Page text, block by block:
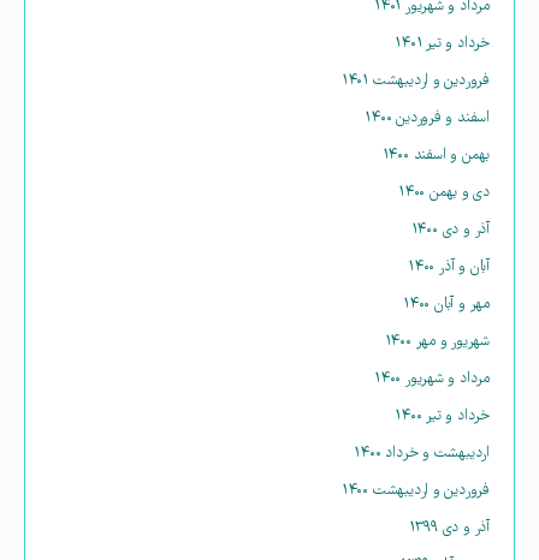
مرداد و شهریور ۱۴۰۱
خرداد و تیر ۱۴۰۱
فروردین و اردیبهشت ۱۴۰۱
اسفند و فروردین ۱۴۰۰
بهمن و اسفند ۱۴۰۰
دی و بهمن ۱۴۰۰
آذر و دی ۱۴۰۰
آبان و آذر ۱۴۰۰
مهر و آبان ۱۴۰۰
شهریور و مهر ۱۴۰۰
مرداد و شهریور ۱۴۰۰
خرداد و تیر ۱۴۰۰
اردیبهشت و خرداد ۱۴۰۰
فروردین و اردیبهشت ۱۴۰۰
آذر و دی ۱۳۹۹